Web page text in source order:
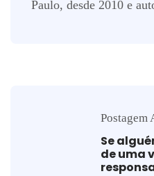
Paulo, desde 2010 e
Postagem
Se
de uma